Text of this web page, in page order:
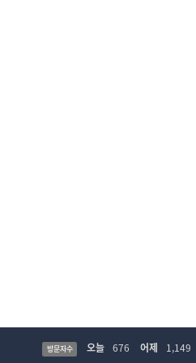
방문자수 오늘 676 어제 1,149